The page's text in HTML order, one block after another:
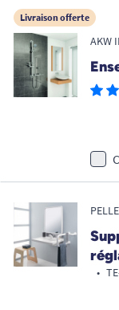
Livraison offerte
AKW
•